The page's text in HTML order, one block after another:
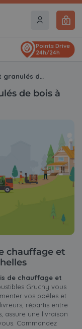
0
Points Drive
24h/24h
Bois de chauffage et granulés de bois à Chelles (77)
de bois à
chauffage et
de chauffage et
Gruchy vous
vos poêles et
répartis entre
assure une livraison
Commandez